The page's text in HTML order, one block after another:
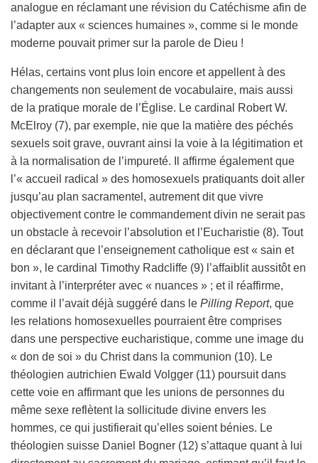
analogue en réclamant une révision du Catéchisme afin de
l’adapter aux « sciences humaines », comme si le monde
moderne pouvait primer sur la parole de Dieu !
Hélas, certains vont plus loin encore et appellent à des
changements non seulement de vocabulaire, mais aussi
de la pratique morale de l’Église. Le cardinal Robert W.
McElroy (7), par exemple, nie que la matière des péchés
sexuels soit grave, ouvrant ainsi la voie à la légitimation et
à la normalisation de l’impureté. Il affirme également que
l’« accueil radical » des homosexuels pratiquants doit aller
jusqu’au plan sacramentel, autrement dit que vivre
objectivement contre le commandement divin ne serait pas
un obstacle à recevoir l’absolution et l’Eucharistie (8). Tout
en déclarant que l’enseignement catholique est « sain et
bon », le cardinal Timothy Radcliffe (9) l’affaiblit aussitôt en
invitant à l’interpréter avec « nuances » ; et il réaffirme,
comme il l’avait déjà suggéré dans le Pilling Report, que
les relations homosexuelles pourraient être comprises
dans une perspective eucharistique, comme une image du
« don de soi » du Christ dans la communion (10). Le
théologien autrichien Ewald Volgger (11) poursuit dans
cette voie en affirmant que les unions de personnes du
même sexe reflètent la sollicitude divine envers les
hommes, ce qui justifierait qu’elles soient bénies. Le
théologien suisse Daniel Bogner (12) s’attaque quant à lui